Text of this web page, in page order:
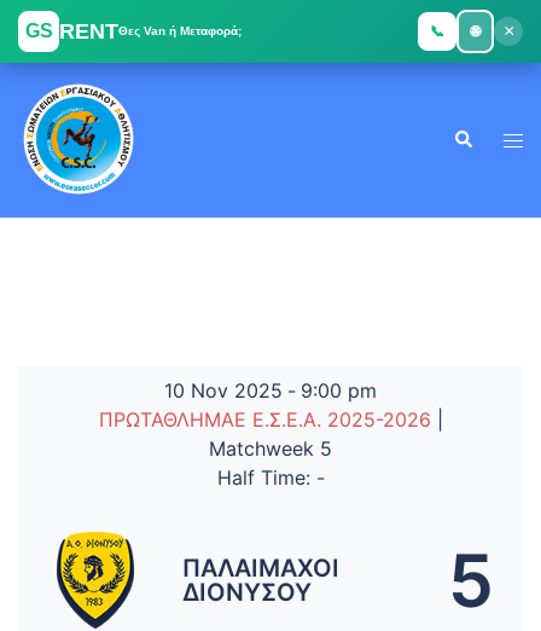
GS RENTΘες Van ή Μεταφορά; 📞 🌐 ×
Skip
content
Search
10 Nov 2025 - 9:00 pm
ΠΡΩΤΑΘΛΗΜΑΕ Ε.Σ.Ε.Α. 2025-2026
Matchweek 5
Half Time: -
ΠΑΛΑΙΜΑΧΟΙ
ΔΙΟΝΥΣΟΥ
5